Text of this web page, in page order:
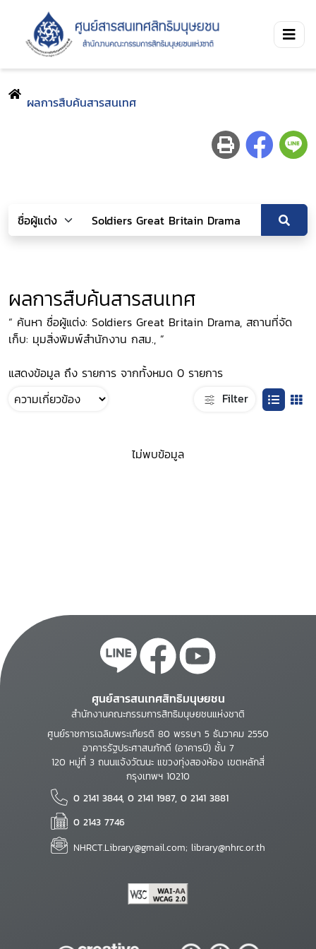
ผลการสืบค้นสารสนเทศ
ผลการสืบค้นสารสนเทศ
“ ค้นหา ชื่อผู้แต่ง: Soldiers Great Britain Drama, สถานที่จัด
เก็บ: มุมสิ่งพิมพ์สำนักงาน กสม., ”
แสดงข้อมูล ถึง รายการ จากทั้งหมด 0 รายการ
Filter
ไม่พบข้อมูล
ศูนย์สารสนเทศสิทธิมนุษยชน
สำนักงานคณะกรรมการสิทธิมนุษยชนแห่งชาติ
ศูนย์ราชการเฉลิมพระเกียรติ 80 พรรษา 5 ธันวาคม 2550
อาคารรัฐประศาสนภักดี (อาคารบี) ชั้น 7
120 หมู่ที่ 3 ถนนแจ้งวัฒนะ แขวงทุ่งสองห้อง เขตหลักสี่
กรุงเทพฯ 10210
0 2141 3844, 0 2141 1987, 0 2141 3881
0 2143 7746
NHRCT.Library@gmail.com; library@nhrc.or.th